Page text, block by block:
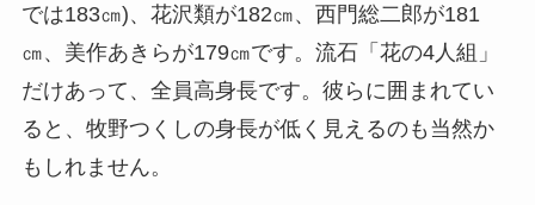
では183㎝)、花沢類が182㎝、西門総二郎が181
㎝、美作あきらが179㎝です。流石「花の4人組」
だけあって、全員高身長です。彼らに囲まれてい
ると、牧野つくしの身長が低く見えるのも当然か
もしれません。